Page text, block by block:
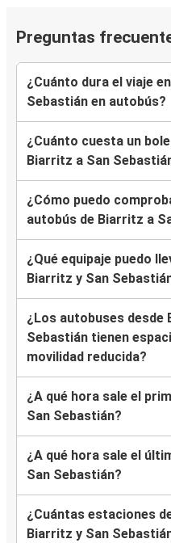
Preguntas
¿Cuánto dura el viaje
Sebastián en autobús?
¿Cuánto cuesta un
Biarritz a San
¿Cómo puedo
autobús de Biarritz a
¿Qué equipaje puedo
Biarritz y San
¿Los autobuses desde
Sebastián tienen
movilidad reducida?
¿A qué hora sale el
San Sebastián?
¿A qué hora sale el
San Sebastián?
¿Cuántas estaciones
Biarritz y San